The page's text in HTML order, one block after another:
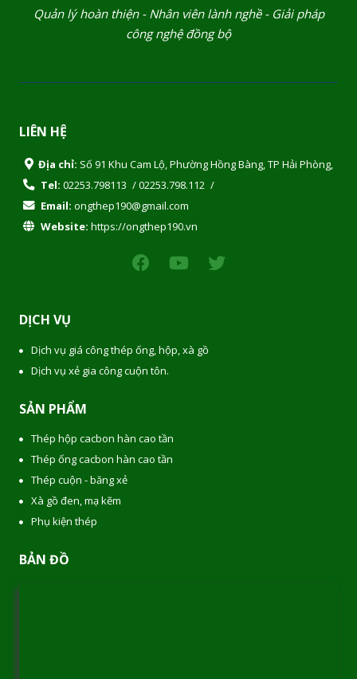
Quản lý hoàn thiện - Nhân viên lành nghề - Giải pháp
công nghệ đồng bộ
LIÊN HỆ
Địa chỉ: Số 91 Khu Cam Lộ, Phường Hồng Bàng, TP Hải Phòng,
Tel: 02253.798113 /02253.798.112 /
Email: ongthep190@gmail.com
Website: https://ongthep190.vn
DỊCH VỤ
Dịch vụ giá công thép ống, hộp, xà gồ
Dịch vụ xẻ gia công cuộn tôn.
SẢN PHẨM
Thép hộp cacbon hàn cao tần
Thép ống cacbon hàn cao tần
Thép cuộn - băng xẻ
Xà gồ đen, mạ kẽm
Phụ kiện thép
BẢN ĐỒ